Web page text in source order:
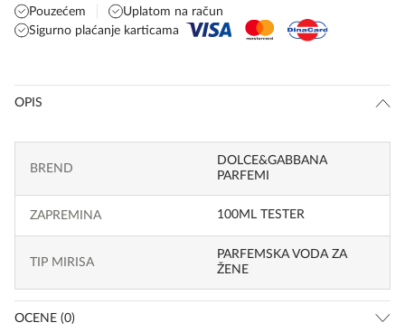
Pouzećem
Uplatom na račun
Sigurno plaćanje karticama
OPIS
BREND
DOLCE&GABBANA
PARFEMI
ZAPREMINA 100ML TESTER
TIP MIRISA
PARFEMSKA VODA ZA
ŽENE
OCENE (0)